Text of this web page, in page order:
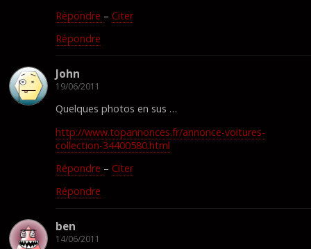
Répondre – Citer
Répondre
John
19/06/2011
Quelques photos en sus …
http://www.topannonces.fr/annonce-voitures-
collection-34400580.html
Répondre – Citer
Répondre
ben
14/06/2011